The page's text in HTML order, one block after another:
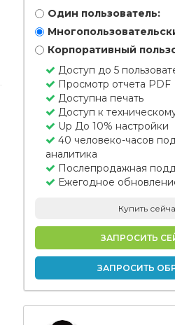
Один пользователь:
Корпоративный
Доступ до 5
Просмотр отчета PDF
Доступна печать
Доступ к
Up До 10% настройки
40 человеко-часов
аналитика
Послепродажная
Ежегодное
Купить
ЗАПРОСИТЬ
ЗАПРОСИТЬ